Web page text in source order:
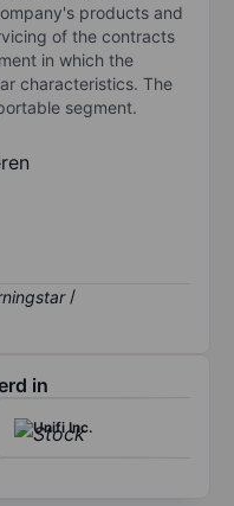
products and
of the contracts
in which the
characteristics. The
segment.
/
in
Unifi Inc.